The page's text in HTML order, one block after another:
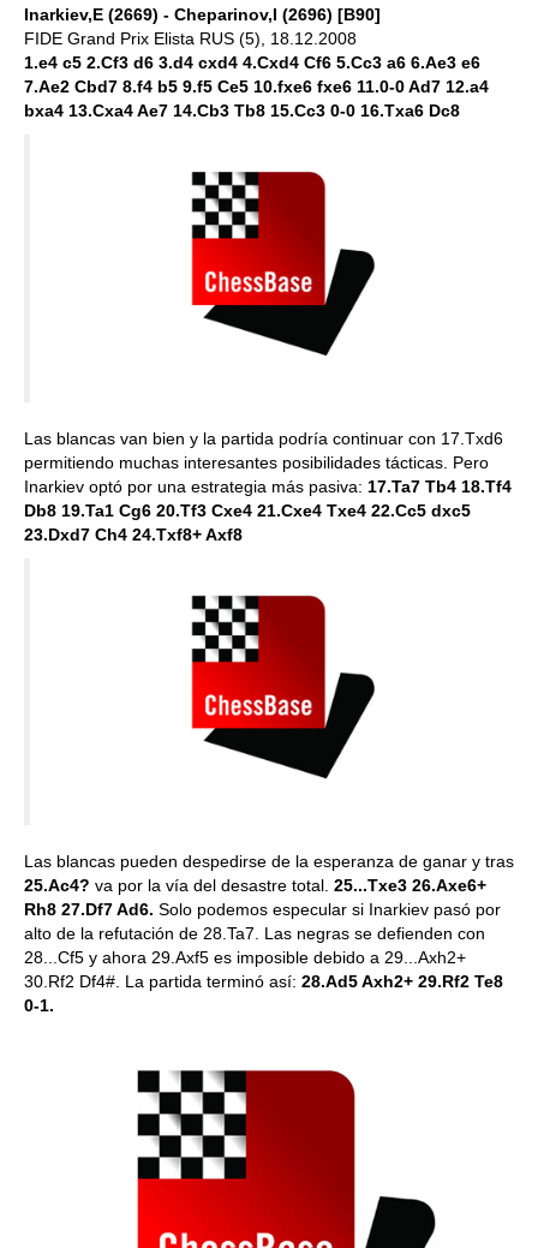
Inarkiev,E (2669) - Cheparinov,I (2696) [B90]
FIDE Grand Prix Elista RUS (5), 18.12.2008
1.e4 c5 2.Cf3 d6 3.d4 cxd4 4.Cxd4 Cf6 5.Cc3 a6 6.Ae3 e6
7.Ae2 Cbd7 8.f4 b5 9.f5 Ce5 10.fxe6 fxe6 11.0-0 Ad7 12.a4
bxa4 13.Cxa4 Ae7 14.Cb3 Tb8 15.Cc3 0-0 16.Txa6 Dc8
Las blancas van bien y la partida podría continuar con 17.Txd6
permitiendo muchas interesantes posibilidades tácticas. Pero
Inarkiev optó por una estrategia más pasiva: 17.Ta7 Tb4 18.Tf4
Db8 19.Ta1 Cg6 20.Tf3 Cxe4 21.Cxe4 Txe4 22.Cc5 dxc5
23.Dxd7 Ch4 24.Txf8+ Axf8
Las blancas pueden despedirse de la esperanza de ganar y tras
25.Ac4? va por la vía del desastre total. 25...Txe3 26.Axe6+
Rh8 27.Df7 Ad6. Solo podemos especular si Inarkiev pasó por
alto de la refutación de 28.Ta7. Las negras se defienden con
28...Cf5 y ahora 29.Axf5 es imposible debido a 29...Axh2+
30.Rf2 Df4#. La partida terminó así: 28.Ad5 Axh2+ 29.Rf2 Te8
0-1.